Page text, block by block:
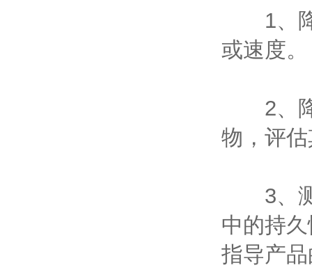
1、‌降
或速度‌。
‌2、降
物，评
‌3、测
中的持
指导产